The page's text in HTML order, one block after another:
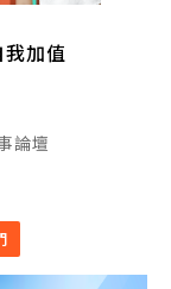
加值
論壇